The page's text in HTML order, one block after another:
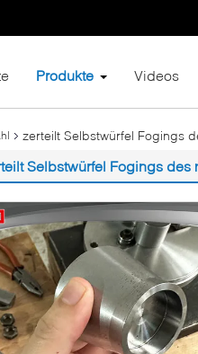
Produkte Videos
zerteilt Selbstwürfel Fogings
Selbstwürfel Fogings